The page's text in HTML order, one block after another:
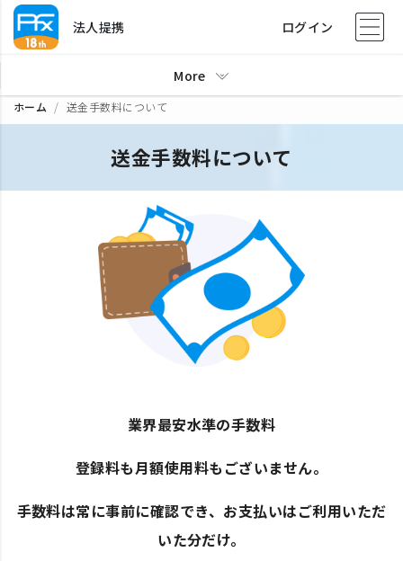
法人提携 ログイン
More
ホーム 送金手数料について
送金手数料について
業界最安水準の手数料
登録料も月額使用料もございません。
手数料は常に事前に確認でき、お支払いはご利用いただ
いた分だけ。